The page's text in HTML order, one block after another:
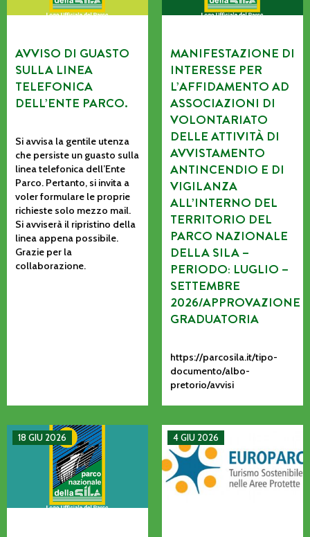
AVVISO DI GUASTO
SULLA LINEA
TELEFONICA
DELL’ENTE PARCO.
Si avvisa la gentile utenza
che persiste un guasto sulla
linea telefonica dell’Ente
Parco. Pertanto, si invita a
voler formulare le proprie
richieste solo mezzo mail.
Si avviserà il ripristino della
linea appena possibile.
Grazie per la
collaborazione.
MANIFESTAZIONE DI
INTERESSE PER
L’AFFIDAMENTO AD
ASSOCIAZIONI DI
VOLONTARIATO
DELLE ATTIVITÀ DI
AVVISTAMENTO
ANTINCENDIO E DI
VIGILANZA
ALL’INTERNO DEL
TERRITORIO DEL
PARCO NAZIONALE
DELLA SILA –
PERIODO: LUGLIO –
SETTEMBRE
2026/APPROVAZIONE
GRADUATORIA
https://parcosila.it/tipo-
documento/albo-
pretorio/avvisi
18 GIU 2026
MANIFESTAZIONE DI INTERESSE PER L’AFFIDAMENTO
4 GIU 2026
La CETS come processo